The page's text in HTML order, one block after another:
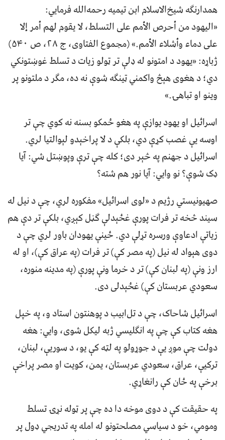
همدارنګه شيخ‌الاسلام ابن تيميه رحمه‌الله فرمايي:
«اليهود من أحرص الأمم على التسلط، لا يقوم لهم أمر إلا
على دماء وأشلاء الأمم.» (مجموع الفتاوى، ج ۲۸، ص ۵۴۰)
ژباړه: «يهود د امتونو له ډلې تر ټولو زيات د تسلط غوښتونکي
دي؛ د هغوی هېڅ واکمني ټينګه شوې نه ده، مګر د ملتونو پر
وينو او تباهۍ.»
اسرائيل او يهود يوازې په هغو ځمکو بسنه نه کوي چې تر
اوسه يې غصب کړې دي، بلکې د لا پراخېدو لېوالتيا لري.
اسرائيل د جهنم په څېر دی؛ کله چې ترې وپوښتل شي: آيا
ډک شوې؟ نو وايي: آيا نور هم شته؟
صهيونيستي رژيم د «لوی اسرائيل» مفکوره لري، چې د نيل له
سيند څخه تر فرات پورې غځېدلې ګڼل کېږي، بلکې تر دې هم
زياتې ادعاوې ورسره تړلې دي. ځينې يهودان باور لري چې د
دوی هېواد له نيل (په مصر کې) تر فرات (په عراق کې)، او له
ارز ونې (په لبنان کې) تر د خرما ونې پورې (په مدينه منوره،
سعودي عربستان کې) غځېدلی دی.
اسرائيل شاحاک، چې د تل‌ابيب د پوهنتون استاد و، په خپل
هغه کتاب کې چې په انګليسي ژبه ليکل شوی، وايي: هغه
دولت چې موږ يې د جوړولو په لټه کې يو، د سوريې، لبنان،
ترکيې، عراق، سعودي عربستان، يمن، کويت او مصر پراخې
برخې په ځان کې رانغاړي.
په حقيقت کې د دوی موخه دا ده چې پر ټوله نړۍ تسلط
ومومي، خو د سياسي مصلحتونو له امله په تدريجي ډول پر